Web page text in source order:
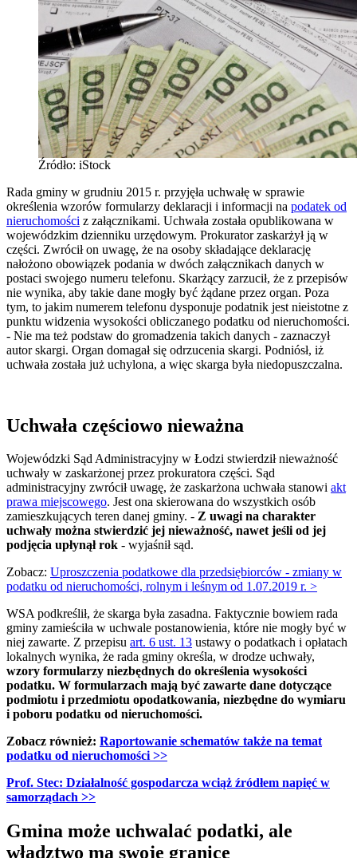
Źródło: iStock
Rada gminy w grudniu 2015 r. przyjęła uchwałę w sprawie
określenia wzorów formularzy deklaracji i informacji na podatek od
nieruchomości z załącznikami. Uchwała została opublikowana w
wojewódzkim dzienniku urzędowym. Prokurator zaskarżył ją w
części. Zwrócił on uwagę, że na osoby składające deklarację
nałożono obowiązek podania w dwóch załącznikach danych w
postaci swojego numeru telefonu. Skarżący zarzucił, że z przepisów
nie wynika, aby takie dane mogły być żądane przez organ. Poza
tym, to jakim numerem telefonu dysponuje podatnik jest nieistotne z
punktu widzenia wysokości obliczanego podatku od nieruchomości.
- Nie ma też podstaw do gromadzenia takich danych - zaznaczył
autor skargi. Organ domagał się odrzucenia skargi. Podniósł, iż
uchwała została już uchylona, a więc skarga była niedopuszczalna.
Uchwała częściowo nieważna
Wojewódzki Sąd Administracyjny w Łodzi stwierdził nieważność
uchwały w zaskarżonej przez prokuratora części. Sąd
administracyjny zwrócił uwagę, że zaskarżona uchwała stanowi akt
prawa miejscowego. Jest ona skierowana do wszystkich osób
zamieszkujących teren danej gminy. - Z uwagi na charakter
uchwały można stwierdzić jej nieważność, nawet jeśli od jej
podjęcia upłynął rok - wyjaśnił sąd.
Zobacz: Uproszczenia podatkowe dla przedsiębiorców - zmiany w
podatku od nieruchomości, rolnym i leśnym od 1.07.2019 r. >
WSA podkreślił, że skarga była zasadna. Faktycznie bowiem rada
gminy zamieściła w uchwale postanowienia, które nie mogły być w
niej zawarte. Z przepisu art. 6 ust. 13 ustawy o podatkach i opłatach
lokalnych wynika, że rada gminy określa, w drodze uchwały,
wzory formularzy niezbędnych do określenia wysokości
podatku. W formularzach mają być zawarte dane dotyczące
podmiotu i przedmiotu opodatkowania, niezbędne do wymiaru
i poboru podatku od nieruchomości.
Zobacz również: Raportowanie schematów także na temat
podatku od nieruchomości>>
Prof. Stec: Działalność gospodarcza wciąż źródłem napięć w
samorządach >>
Gmina może uchwalać podatki, ale
władztwo ma swoje granice